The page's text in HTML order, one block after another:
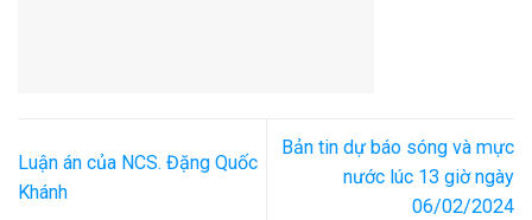
Luận án của NCS. Đặng Quốc
Khánh
Bản tin dự báo sóng và mực
nước lúc 13 giờ ngày
06/02/2024